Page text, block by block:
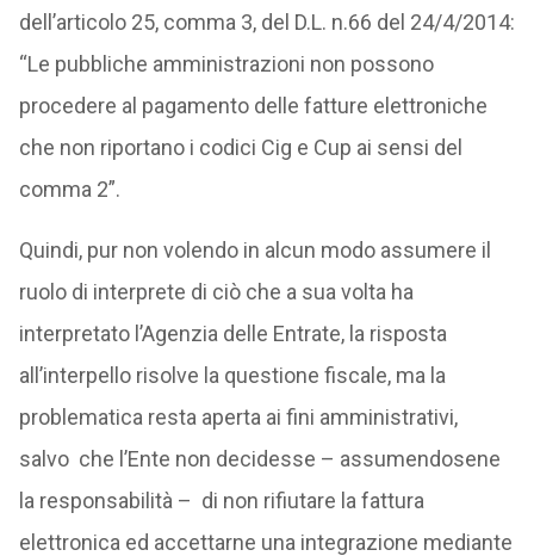
dell’articolo 25, comma 3, del D.L. n.66 del 24/4/2014:
“Le pubbliche amministrazioni non possono
procedere al pagamento delle fatture elettroniche
che non riportano i codici Cig e Cup ai sensi del
comma 2”.
Quindi, pur non volendo in alcun modo assumere il
ruolo di interprete di ciò che a sua volta ha
interpretato l’Agenzia delle Entrate, la risposta
all’interpello risolve la questione fiscale, ma la
problematica resta aperta ai fini amministrativi,
salvo che l’Ente non decidesse – assumendosene
la responsabilità – di non rifiutare la fattura
elettronica ed accettarne una integrazione mediante